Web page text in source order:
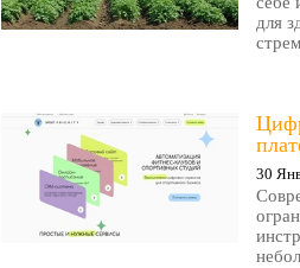
для
30